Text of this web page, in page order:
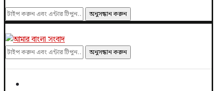
অনুসন্ধান করুন
অনুসন্ধান করুন